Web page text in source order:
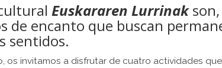
Euskararen Lurrinakson,
de encanto que buscan
sentidos.
os invitamos a disfrutar de cuatro actividades